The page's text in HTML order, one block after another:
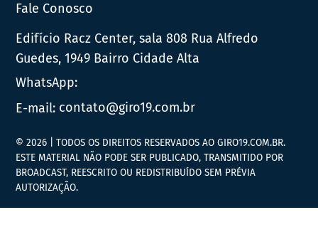
Fale Conosco
Edifício Racz Center, sala 808 Rua Alfredo
Guedes, 1949 Bairro Cidade Alta
WhatsApp:
E-mail: contato@giro19.com.br
© 2026 | TODOS OS DIREITOS RESERVADOS AO GIRO19.COM.BR.
ESTE MATERIAL NÃO PODE SER PUBLICADO, TRANSMITIDO POR
BROADCAST, REESCRITO OU REDISTRIBUÍDO SEM PRÉVIA
AUTORIZAÇÃO.